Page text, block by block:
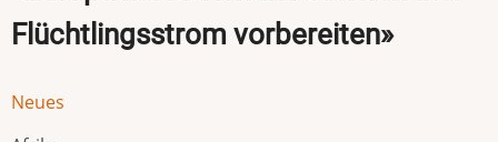
Flüchtlingsstrom vorbereiten»
Neues